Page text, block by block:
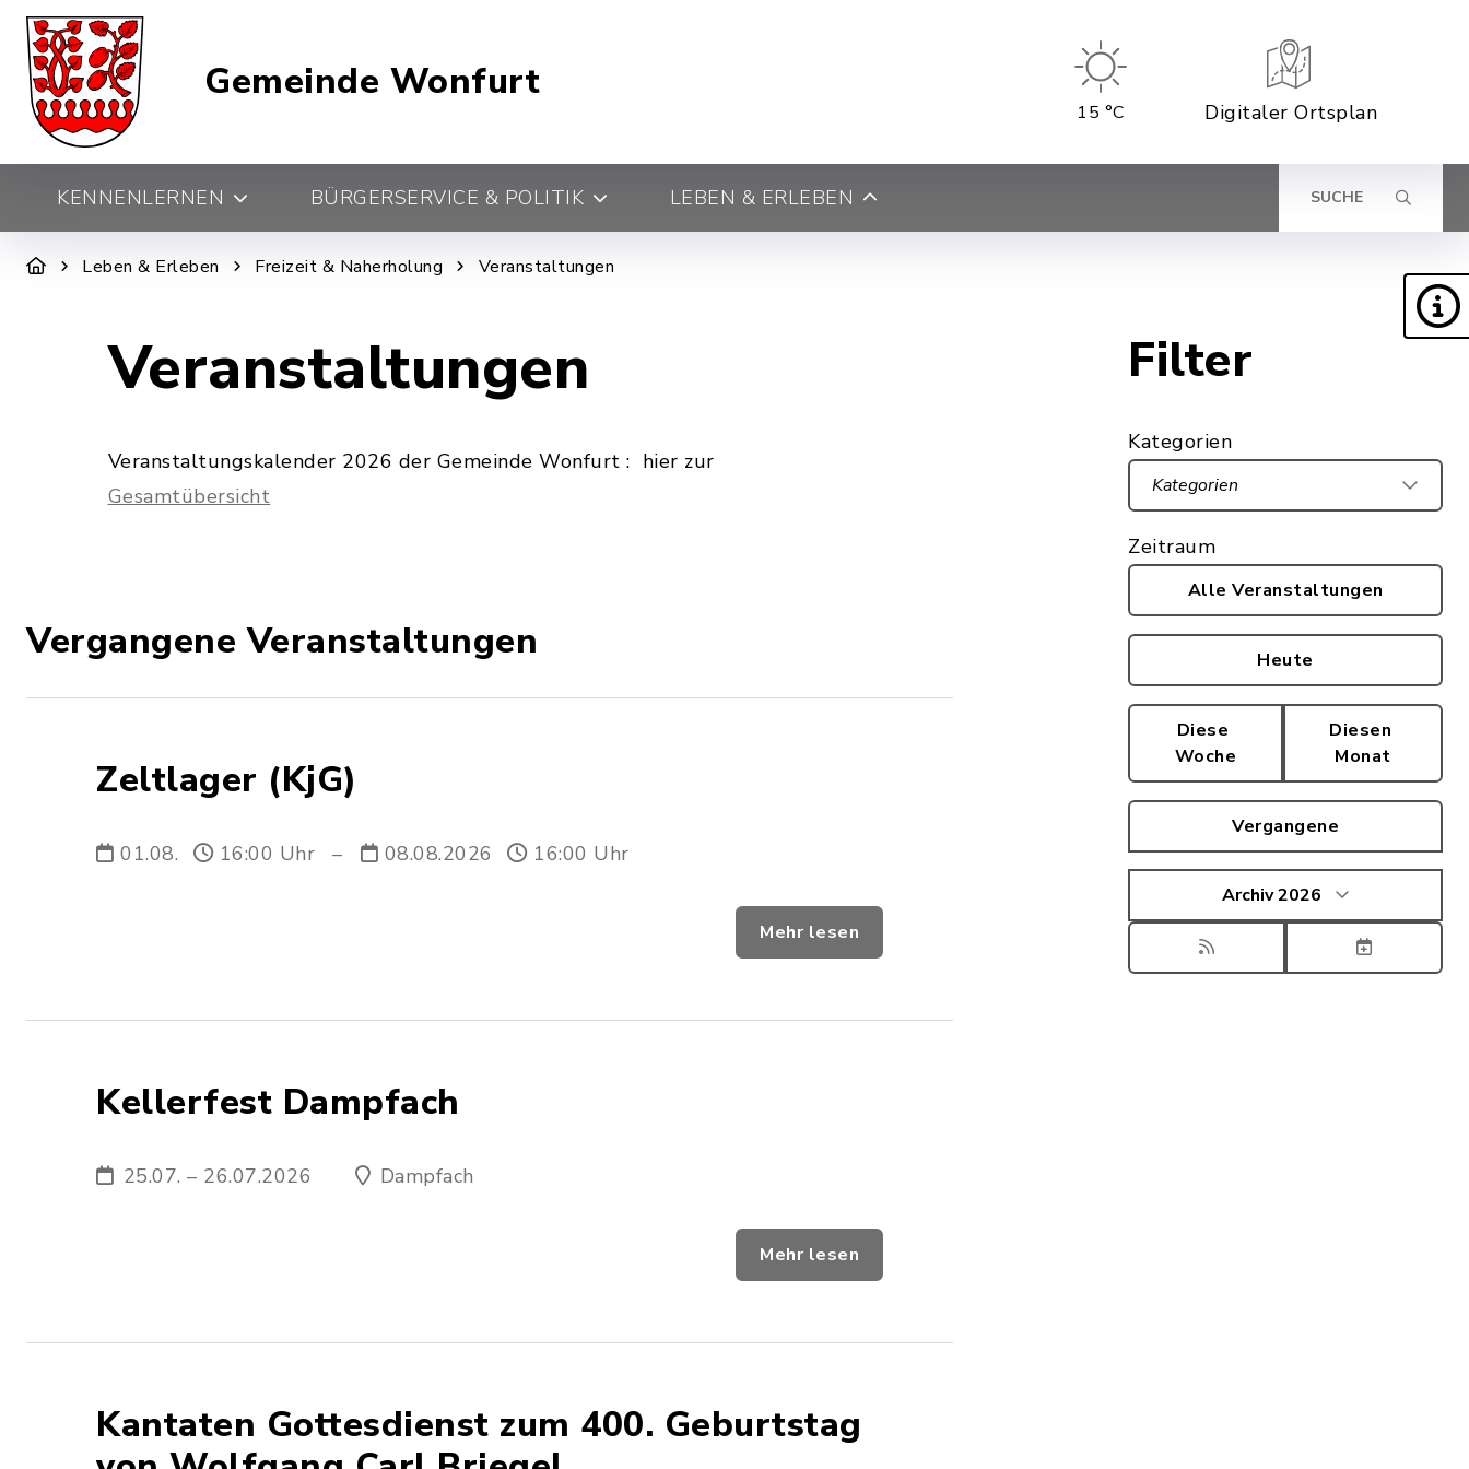
Gemeinde Wonfurt
15 °C Digitaler Ortsplan
KENNENLERNEN BÜRGERSERVICE & POLITIK LEBEN & ERLEBEN SUCHE
Leben & Erleben Freizeit & Naherholung Veranstaltungen
Veranstaltungen
Veranstaltungskalender 2026 der Gemeinde Wonfurt : hier zur
Gesamtübersicht
Vergangene Veranstaltungen
Zeltlager (KjG)
01.08. 16:00 Uhr – 08.08.2026 16:00 Uhr
Mehr lesen
Kellerfest Dampfach
25.07. – 26.07.2026 Dampfach
Mehr lesen
Kantaten Gottesdienst zum 400. Geburtstag
Filter
Kategorien
Kategorien
Zeitraum
Alle Veranstaltungen
Heute
Diese
Woche
Diesen
Monat
Vergangene
Archiv 2026